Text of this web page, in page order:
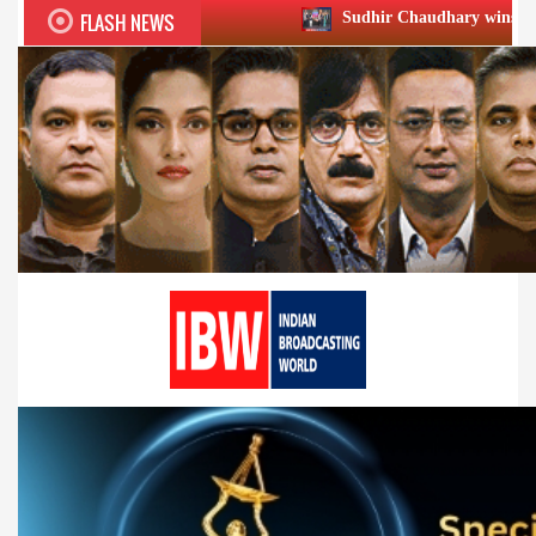
FLASH NEWS Sudhir Chaudhary wins two big Honours at